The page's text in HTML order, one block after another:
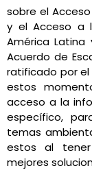
sobre el
y el Acceso a
América
Acuerdo de
ratificado por el
estos
acceso a la
específico,
temas
estos al tener
mejores